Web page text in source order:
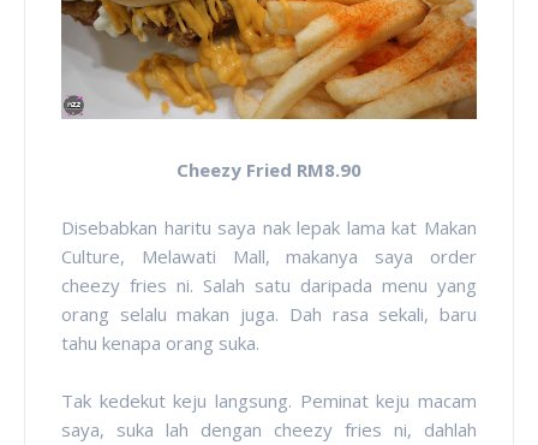
Cheezy Fried RM8.90
Disebabkan haritu saya nak lepak lama kat Makan
Culture, Melawati Mall, makanya saya order
cheezy fries ni. Salah satu daripada menu yang
orang selalu makan juga. Dah rasa sekali, baru
tahu kenapa orang suka.
Tak kedekut keju langsung. Peminat keju macam
saya, suka lah dengan cheezy fries ni, dahlah